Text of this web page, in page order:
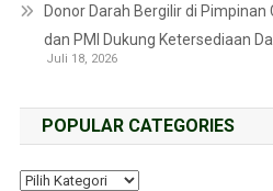
Donor Darah Bergilir di Pimpinan
dan PMI Dukung Ketersediaan
Juli 18, 2026
POPULAR CATEGORIES